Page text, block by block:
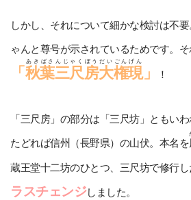
しかし、それについて細かな検討は不
ゃんと尊号が示されているためです。
「 秋葉三尺房大権現
あきばさんじゃくぼうだいごんげん
」 ！
「三尺房」の部分は「三尺坊」ともい
たどれば信州（長野県）の山伏。本名を
蔵王堂十二坊のひとつ、三尺坊で修行
ラスチェンジしました。